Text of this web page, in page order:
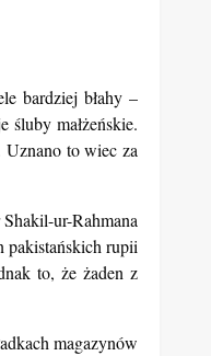
bardziej błahy –
śluby małżeńskie.
Uznano to wiec za
ur-Rahmana
pakistańskich rupii
to, że żaden z
magazynów